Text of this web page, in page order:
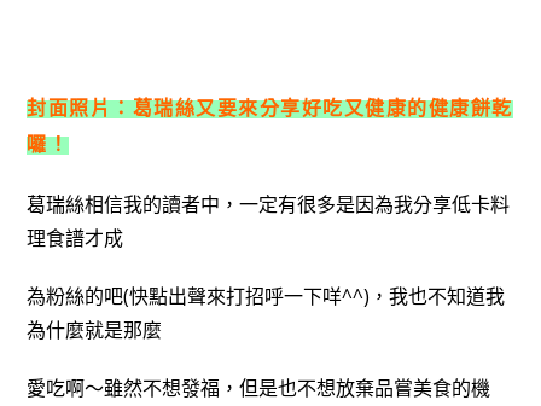
封面照片：葛瑞絲又要來分享好吃又健康的健康餅乾
囉！
葛瑞絲相信我的讀者中，一定有很多是因為我分享低卡料
理食譜才成
為粉絲的吧(快點出聲來打招呼一下咩^^)，我也不知道我
為什麼就是那麼
愛吃啊～雖然不想發福，但是也不想放棄品嘗美食的機